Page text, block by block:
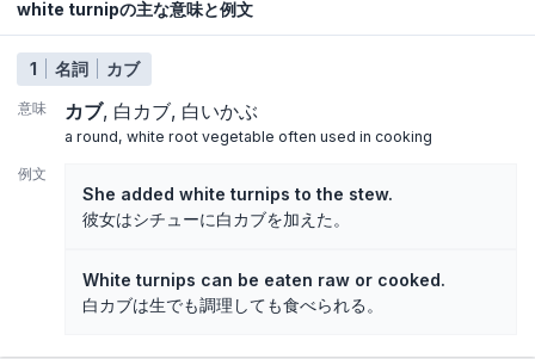
white turnipの主な意味と例文
1 名詞 カブ
意味 カブ 白カブ 白いかぶ
a round, white root vegetable often used in cooking
例文
She added white turnips to the stew.
彼女はシチューに白カブを加えた。
White turnips can be eaten raw or cooked.
白カブは生でも調理しても食べられる。